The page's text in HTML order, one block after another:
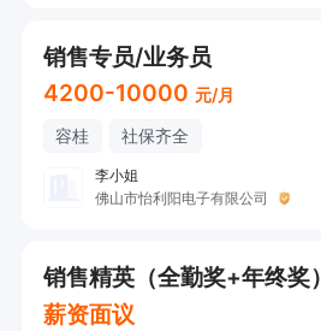
销售专员/业务员
4200-10000 元/月
容桂 社保齐全
李小姐
佛山市怡利阳电子有限公司
销售精英（全勤奖+年终奖）
薪资面议